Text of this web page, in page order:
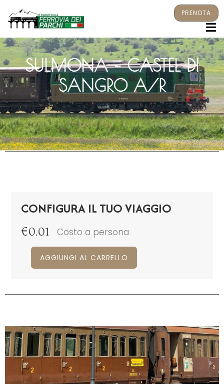
PRENOTA
SULMONA – CASTEL DI
SANGRO A/R
CONFIGURA IL TUO VIAGGIO
€0.01 Costo a persona
AGGIUNGI AL CARRELLO